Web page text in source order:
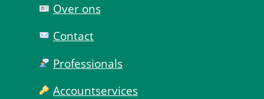
Over ons
Contact
Professionals
Account­services